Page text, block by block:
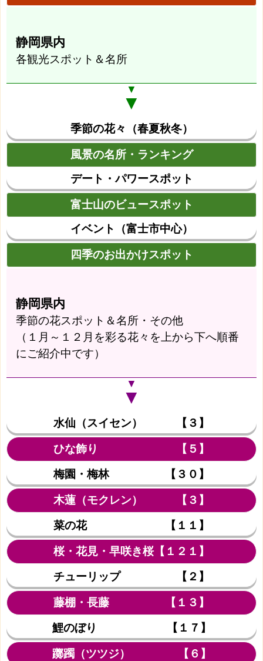
静岡県内
各観光スポット＆名所
▼
▼
季節の花々（春夏秋冬）
風景の名所・ランキング
デート・パワースポット
富士山のビュースポット
イベント（富士市中心）
四季のお出かけスポット
静岡県内
季節の花スポット＆名所・その他
（１月～１２月を彩る花々を上から下へ順番
にご紹介中です）
▼
▼
水仙（スイセン） 【３】
ひな飾り 【５】
梅園・梅林 【３０】
木蓮（モクレン） 【３】
菜の花 【１１】
桜・花見・早咲き桜【１２１】
チューリップ 【２】
藤棚・長藤 【１３】
鯉のぼり 【１７】
躑躅（ツツジ） 【６】